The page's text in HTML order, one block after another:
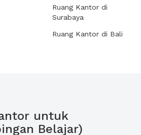
Ruang Kantor di
Surabaya
Ruang Kantor di Bali
untuk
Belajar)